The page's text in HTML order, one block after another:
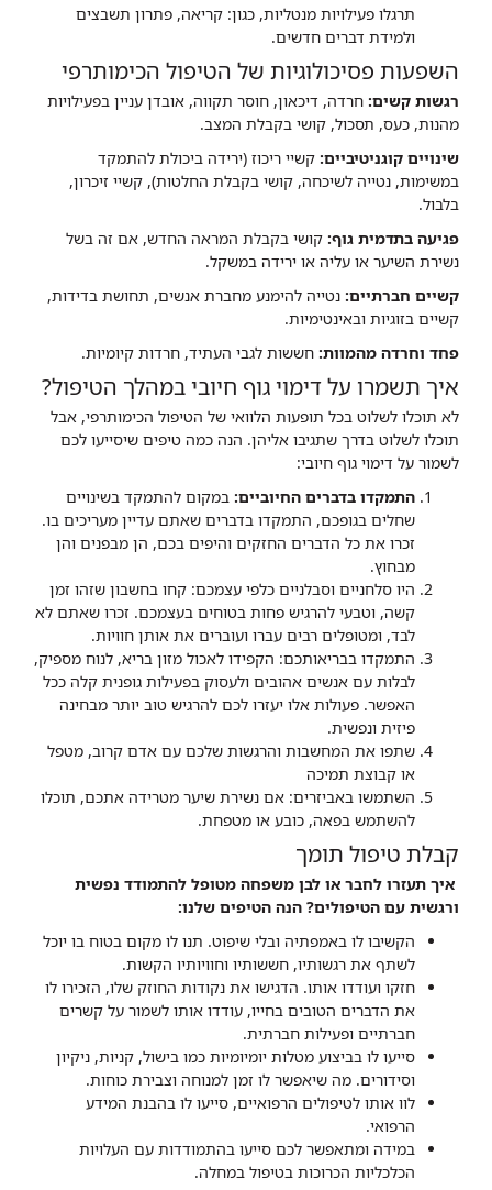
תרגלו פעילויות מנטליות, כגון: קריאה, פתרון תשבצים
ולמידת דברים חדשים.
השפעות פסיכולוגיות של הטיפול הכימותרפי
רגשות קשים: חרדה, דיכאון, חוסר תקווה, אובדן עניין בפעילויות
מהנות, כעס, תסכול, קושי בקבלת המצב.
שינויים קוגניטיביים: קשיי ריכוז (ירידה ביכולת להתמקד
במשימות, נטייה לשיכחה, קושי בקבלת החלטות), קשיי זיכרון,
בלבול.
פגיעה בתדמית גוף: קושי בקבלת המראה החדש, אם זה בשל
נשירת השיער או עליה או ירידה במשקל.
קשיים חברתיים: נטייה להימנע מחברת אנשים, תחושת בדידות,
קשיים בזוגיות ובאינטימיות.
פחד וחרדה מהמוות: חששות לגבי העתיד, חרדות קיומיות.
איך תשמרו על דימוי גוף חיובי במהלך הטיפול?
לא תוכלו לשלוט בכל תופעות הלוואי של הטיפול הכימותרפי, אבל
תוכלו לשלוט בדרך שתגיבו אליהן. הנה כמה טיפים שיסייעו לכם
לשמור על דימוי גוף חיובי:
התמקדו בדברים החיוביים: במקום להתמקד בשינויים
שחלים בגופכם, התמקדו בדברים שאתם עדיין מעריכים בו.
זכרו את כל הדברים החזקים והיפים בכם, הן מבפנים והן
מבחוץ.
היו סלחניים וסבלניים כלפי עצמכם: קחו בחשבון שזהו זמן
קשה, וטבעי להרגיש פחות בטוחים בעצמכם. זכרו שאתם לא
לבד, ומטופלים רבים עברו ועוברים את אותן חוויות.
התמקדו בבריאותכם: הקפידו לאכול מזון בריא, לנוח מספיק,
לבלות עם אנשים אהובים ולעסוק בפעילות גופנית קלה ככל
האפשר. פעולות אלו יעזרו לכם להרגיש טוב יותר מבחינה
פיזית ונפשית.
שתפו את המחשבות והרגשות שלכם עם אדם קרוב, מטפל
או קבוצת תמיכה
השתמשו באביזרים: אם נשירת שיער מטרידה אתכם, תוכלו
להשתמש בפאה, כובע או מטפחת.
קבלת טיפול תומך
איך תעזרו לחבר או לבן משפחה מטופל להתמודד נפשית
ורגשית עם הטיפולים? הנה הטיפים שלנו:
הקשיבו לו באמפתיה ובלי שיפוט. תנו לו מקום בטוח בו יוכל
לשתף את רגשותיו, חששותיו וחוויותיו הקשות.
חזקו ועודדו אותו. הדגישו את נקודות החוזק שלו, הזכירו לו
את הדברים הטובים בחייו, עודדו אותו לשמור על קשרים
חברתיים ופעילות חברתית.
סייעו לו בביצוע מטלות יומיומיות כמו בישול, קניות, ניקיון
וסידורים. מה שיאפשר לו זמן למנוחה וצבירת כוחות.
לוו אותו לטיפולים הרפואיים, סייעו לו בהבנת המידע
הרפואי.
במידה ומתאפשר לכם סייעו בהתמודדות עם העלויות
הכלכליות הכרוכות בטיפול במחלה.